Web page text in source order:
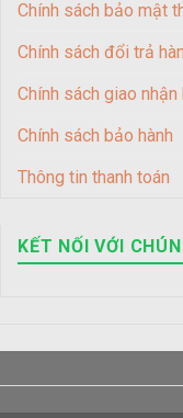
Chính sách bảo mật
Chính sách đổi trả
Chính sách giao nhận
Chính sách bảo hành
Thông tin thanh toán
KẾT NỐI VỚI